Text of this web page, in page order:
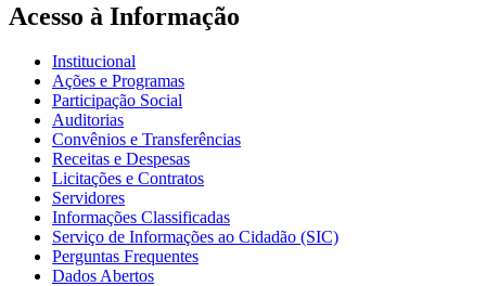
Acesso à Informação
Institucional
Ações e Programas
Participação Social
Auditorias
Convênios e Transferências
Receitas e Despesas
Licitações e Contratos
Servidores
Informações Classificadas
Serviço de Informações ao Cidadão (SIC)
Perguntas Frequentes
Dados Abertos